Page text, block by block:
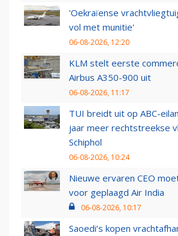
'Oekraïense
vol met munitie'
06-08-2026, 12:20
KLM stelt eerste
Airbus A350-900 uit
06-08-2026, 11:17
TUI breidt uit op ABC-
jaar meer rechtstreekse
Schiphol
06-08-2026, 10:24
Nieuwe ervaren CEO
voor geplaagd Air India
06-08-2026, 10:17
Saoedi’s kopen